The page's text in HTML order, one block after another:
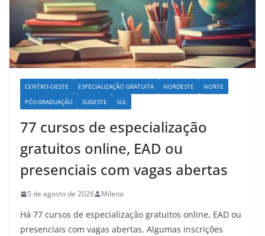
CENTRO-OESTE ESPECIALIZAÇÃO GRATUITA NORDESTE
NORTE
PÓS-GRADUAÇÃO
SUDESTE SUL
77 cursos de especialização
gratuitos online, EAD ou
presenciais com vagas abertas
5 de agosto de 2026 Milena
Há 77 cursos de especialização gratuitos online, EAD ou
presenciais com vagas abertas. Algumas inscrições